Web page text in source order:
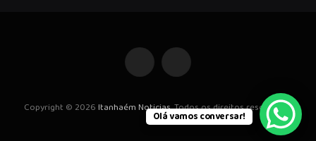
Facebook Instagram
Copyright © 2026Itanhaém Noticias. Todos os direitos reservados.
Olá vamos conversar!